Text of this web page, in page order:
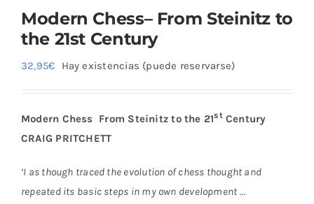
Modern Chess– From Steinitz to
the 21st Century
32,95€ Hay existencias (puede reservarse)
Modern Chess From Steinitz to the 21stCentury
CRAIG PRITCHETT
‘I as though traced the evolution of chess thought and
repeated its basic steps in my own development …